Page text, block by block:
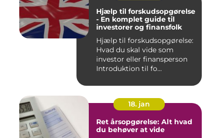
Hjælp til forskudsopgørelse
- En komplet guide til
investorer og finansfolk
Hjælp til forskudsopgørelse:
Hvad du skal vide som
investor eller finansperson
Introduktion til fo...
18. jan
Ret årsopgørelse: Alt hvad
du behøver at vide